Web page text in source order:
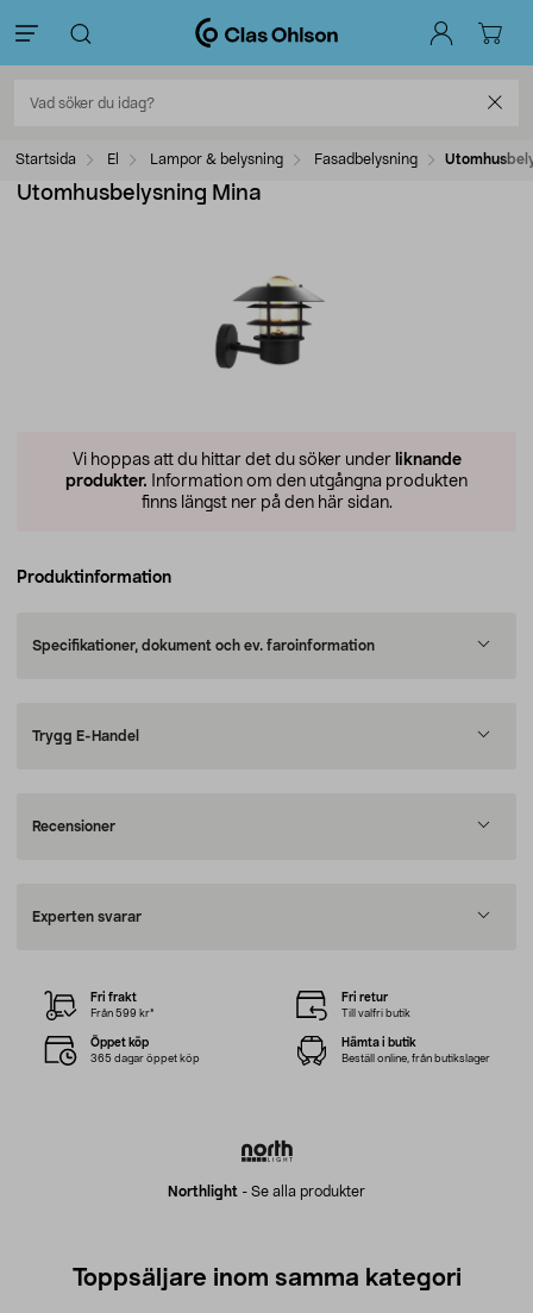
Startsida El Lampor & belysning Fasadbelysning
Utomhusbelysning Mina
Vi hoppas att du hittar det du söker under liknande
produkter. Information om den utgångna produkten
finns längst ner på den här sidan.
Produktinformation
Specifikationer, dokument och ev. faroinformation
Trygg E-Handel
Recensioner
Experten svarar
Northlight - Se alla produkter
Fri frakt
Från 599 kr*
Fri retur
Till valfri butik
Öppet köp
365 dagar öppet köp
Hämta i butik
Beställ online, från butikslager
Toppsäljare inom samma kategori